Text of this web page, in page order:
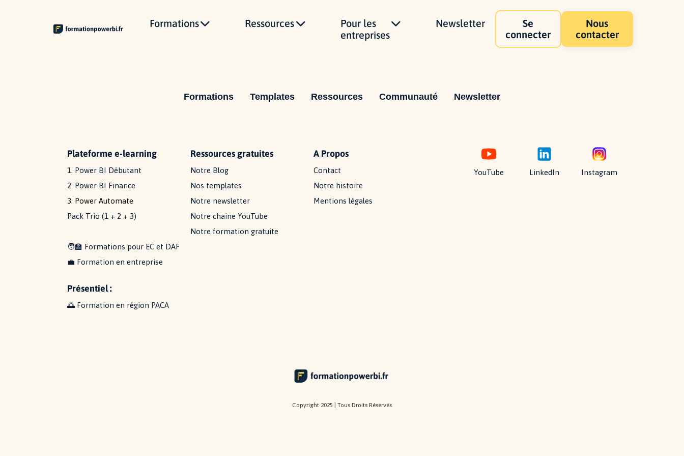
Formations Ressources
Pour les
entreprises
Newsletter
Se
connecter
Nous
contacter
Formations Templates Ressources Communauté Newsletter
Plateforme e-learning
1. Power BI Débutant
2. Power BI Finance
3. Power Automate
Pack Trio (1 + 2 + 3)
🧑‍🏫 Formations pour EC et DAF
💼 Formation en entreprise
Présentiel:
🌅 Formation en région PACA
Ressources gratuites
Notre Blog
Nos templates
Notre newsletter
Notre chaine YouTube
Notre formation gratuite
A Propos
Contact
Notre histoire
Mentions légales
YouTube LinkedIn Instagram
Copyright 2025 | Tous Droits Réservés